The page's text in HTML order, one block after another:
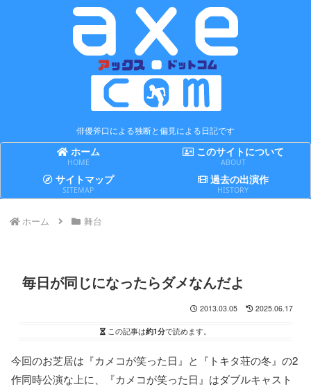
俳優斧口による独断と偏見による日記です
ホーム
HOME
このサイトについて
ABOUT
サイトマップ
SITEMAP
過去の出演作
HISTORY
ホーム 舞台
毎日が同じになったらダメなんだよ
2013.03.05 2025.06.17
この記事は約1分で読めます。
今回のお芝居は『カメコが笑った日』と『トキタ荘の冬』の2
作同時公演な上に、『カメコが笑った日』はダブルキャスト